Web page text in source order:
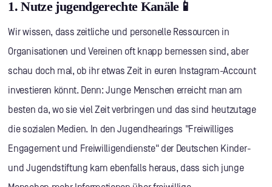
1. Nutze jugendgerechte Kanäle📱
Wir wissen, dass zeitliche und personelle Ressourcen in
Organisationen und Vereinen oft knapp bemessen sind, aber
schau doch mal, ob ihr etwas Zeit in euren Instagram-Account
investieren könnt. Denn: Junge Menschen erreicht man am
besten da, wo sie viel Zeit verbringen und das sind heutzutage
die sozialen Medien. In den Jugendhearings "Freiwilliges
Engagement und Freiwilligendienste" der Deutschen Kinder-
und Jugendstiftung kam ebenfalls heraus, dass sich junge